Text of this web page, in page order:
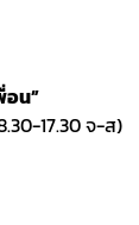
อน”
17.30 จ-ส)